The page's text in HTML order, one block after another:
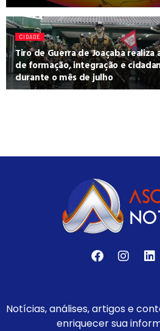
CIDADE
Tiro de Guerra de Joaçaba realiza
de formação, integração e
durante o mês de julho
Notícias, análises, artigos e
enriquecer sua